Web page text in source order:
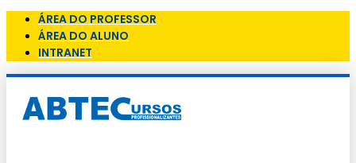
ÁREA DO PROFESSOR
ÁREA DO ALUNO
INTRANET